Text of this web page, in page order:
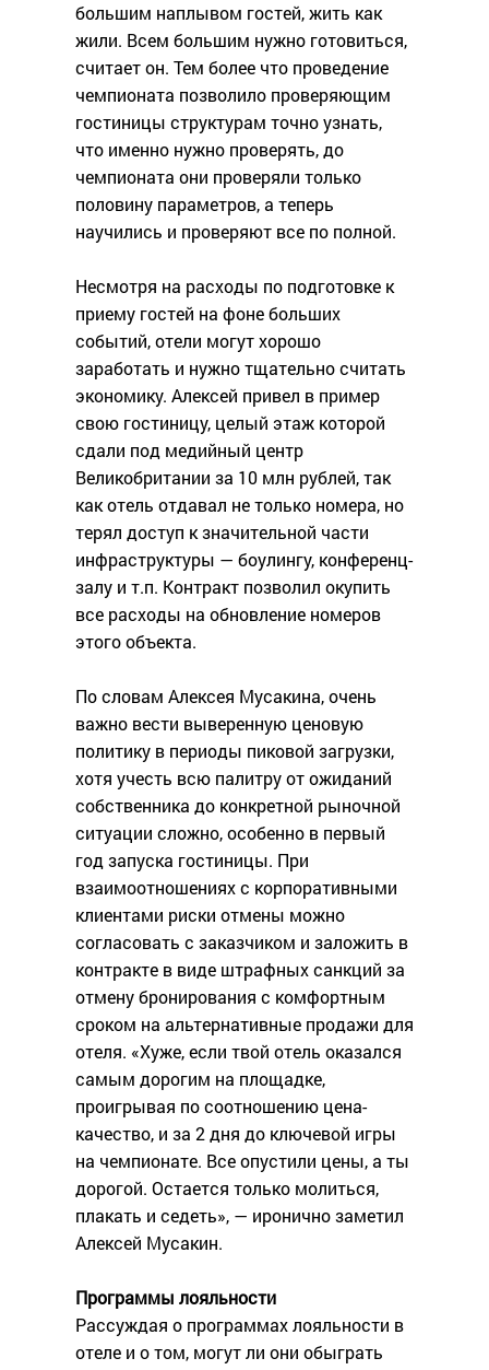
большим наплывом гостей, жить как
жили. Всем большим нужно готовиться,
считает он. Тем более что проведение
чемпионата позволило проверяющим
гостиницы структурам точно узнать,
что именно нужно проверять, до
чемпионата они проверяли только
половину параметров, а теперь
научились и проверяют все по полной.
Несмотря на расходы по подготовке к
приему гостей на фоне больших
событий, отели могут хорошо
заработать и нужно тщательно считать
экономику. Алексей привел в пример
свою гостиницу, целый этаж которой
сдали под медийный центр
Великобритании за 10 млн рублей, так
как отель отдавал не только номера, но
терял доступ к значительной части
инфраструктуры — боулингу, конференц-
залу и т.п. Контракт позволил окупить
все расходы на обновление номеров
этого объекта.
По словам Алексея Мусакина, очень
важно вести выверенную ценовую
политику в периоды пиковой загрузки,
хотя учесть всю палитру от ожиданий
собственника до конкретной рыночной
ситуации сложно, особенно в первый
год запуска гостиницы. При
взаимоотношениях с корпоративными
клиентами риски отмены можно
согласовать с заказчиком и заложить в
контракте в виде штрафных санкций за
отмену бронирования с комфортным
сроком на альтернативные продажи для
отеля. «Хуже, если твой отель оказался
самым дорогим на площадке,
проигрывая по соотношению цена-
качество, и за 2 дня до ключевой игры
на чемпионате. Все опустили цены, а ты
дорогой. Остается только молиться,
плакать и седеть», — иронично заметил
Алексей Мусакин.
Программы лояльности
Рассуждая о программах лояльности в
отеле и о том, могут ли они обыграть